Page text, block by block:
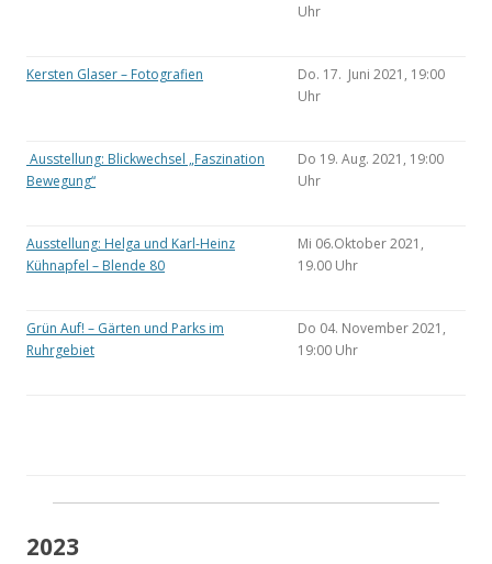
Uhr
Kersten Glaser – Fotografien
Do. 17. Juni 2021, 19:00
Uhr
Ausstellung: Blickwechsel „Faszination
Bewegung“
Do 19. Aug. 2021, 19:00
Uhr
Ausstellung: Helga und Karl-Heinz
Kühnapfel – Blende 80
Mi 06.Oktober 2021,
19.00 Uhr
Grün Auf! – Gärten und Parks im
Ruhrgebiet
Do 04. November 2021,
19:00 Uhr
2023